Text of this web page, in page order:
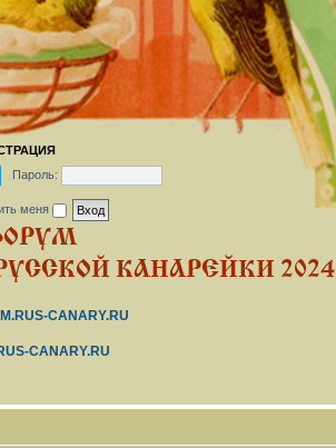
Пароль:
меня
КАНАРЕЙКИ 2024
CANARY.RU
CANARY.RU